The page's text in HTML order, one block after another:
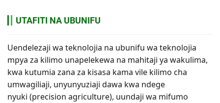
UTAFITI NA UBUNIFU
Uendelezaji wa teknolojia na ubunifu wa teknolojia
mpya za kilimo unapelekewa na mahitaji ya wakulima,
kwa kutumia zana za kisasa kama vile kilimo cha
umwagiliaji, unyunyuziaji dawa kwa ndege
nyuki (precision agriculture), uundaji wa mifumo